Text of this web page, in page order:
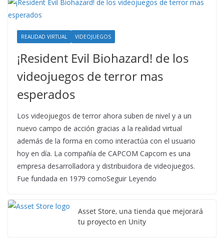
REALIDAD VIRTUAL VIDEOJUEGOS
¡Resident Evil Biohazard! de los
videojuegos de terror mas
esperados
Los videojuegos de terror ahora suben de nivel y a un
nuevo campo de acción gracias a la realidad virtual
además de la forma en como interactúa con el usuario
hoy en día. La compañía de CAPCOM Capcom es una
empresa desarrolladora y distribuidora de videojuegos.
Fue fundada en 1979 comoSeguir Leyendo
Asset Store, una tienda que mejorará
tu proyecto en Unity